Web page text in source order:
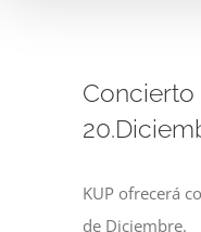
Concierto
KUP ofrecerá
de Diciembre.